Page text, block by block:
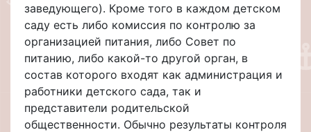
заведующего). Кроме того в каждом детском
саду есть либо комиссия по контролю за
организацией питания, либо Совет по
питанию, либо какой-то другой орган, в
состав которого входят как администрация и
работники детского сада, так и
представители родительской
общественности. Обычно результаты контроля